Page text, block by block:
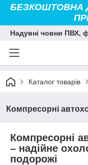
БЕЗКОШТОВНА
Надувні човни ПВХ,
Каталог товарів
Компресорні
Компресорні
– надійне
подорожі